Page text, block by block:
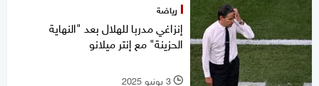
رياضة
إنزاغي مدربا للهلال بعد "النهاية
الحزينة" مع إنتر ميلانو
l 3 يونيو 2025